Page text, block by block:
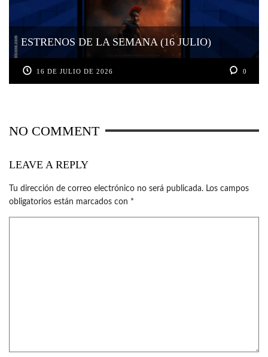
ESTRENOS DE LA SEMANA (16 JULIO)
16 DE JULIO DE 2026 0
NO COMMENT
LEAVE A REPLY
Tu dirección de correo electrónico no será publicada. Los campos
obligatorios están marcados con *